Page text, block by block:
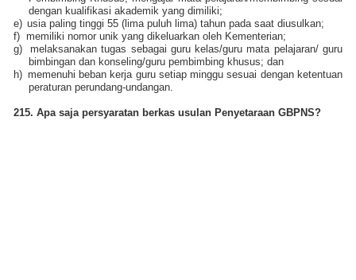
dengan kualifikasi akademik yang dimiliki;
e) usia paling tinggi 55 (lima puluh lima) tahun pada saat diusulkan;
f) memiliki nomor unik yang dikeluarkan oleh Kementerian;
g)
melaksanakan tugas sebagai guru kelas/guru mata pelajaran/ guru
bimbingan dan konseling/guru pembimbing khusus; dan
h) memenuhi beban kerja guru setiap minggu sesuai dengan ketentuan
peraturan perundang-undangan.
215. Apa saja persyaratan berkas usulan Penyetaraan GBPNS?